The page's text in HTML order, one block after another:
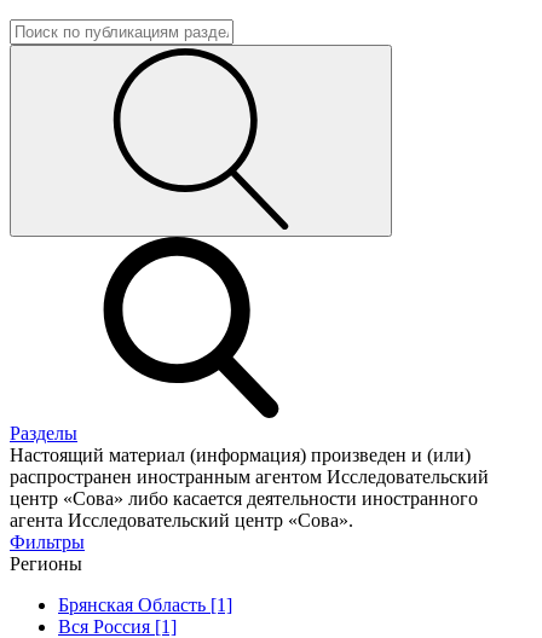
Разделы
Настоящий материал (информация) произведен и (или)
распространен иностранным агентом Исследовательский
центр «Сова» либо касается деятельности иностранного
агента Исследовательский центр «Сова».
Фильтры
Регионы
Брянская Область [1]
Вся Россия [1]